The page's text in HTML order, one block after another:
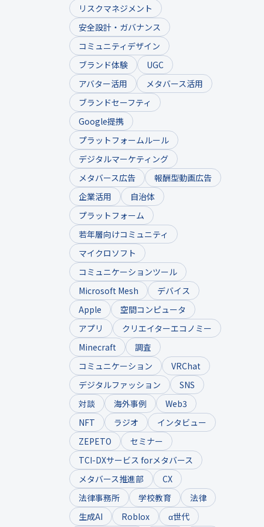
リスクマネジメント
安全設計・ガバナンス
コミュニティデザイン
ブランド体験
UGC
アバター活用
メタバース活用
ブランドセーフティ
Google提携
プラットフォームルール
デジタルマーケティング
メタバース広告
報酬型動画広告
企業活用
自治体
プラットフォーム
若年層向けコミュニティ
マイクロソフト
コミュニケーションツール
Microsoft Mesh
デバイス
Apple
空間コンピュータ
アプリ
クリエイターエコノミー
Minecraft
調査
コミュニケーション
VRChat
デジタルファッション
SNS
対談
海外事例
Web3
NFT
ラジオ
インタビュー
ZEPETO
セミナー
TCI-DXサービス forメタバース
メタバース推進部
CX
法律事務所
学校教育
法律
生成AI
Roblox α世代